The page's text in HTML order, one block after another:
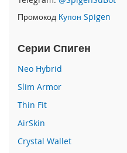
P
h
e
7
P
h
o
n
Промокод Купон Spigen
Серии Спиген
Neo Hybrid
Slim Armor
Thin Fit
AirSkin
Crystal Wallet